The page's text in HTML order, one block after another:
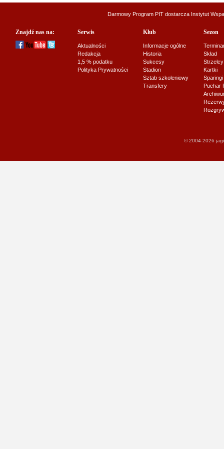
Darmowy Program PIT dostarcza Instytut
Znajdź nas na: Serwis
Aktualności
Redakcja
1,5 % podatku
Polityka Prywatności
Klub
Informacje ogólne
Historia
Sukcesy
Stadion
Sztab szkoleniowy
Transfery
Sezon
Skład
Strzelcy
Kartki
Sparingi
Puchar
© 2004-2026